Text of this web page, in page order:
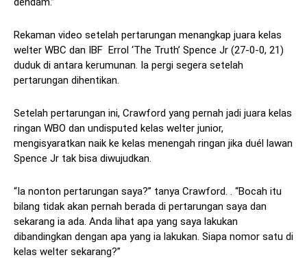
Rekaman video setelah pertarungan menangkap juara kelas
welter WBC dan IBF Errol ‘The Truth’ Spence Jr (27-0-0, 21)
duduk di antara kerumunan. Ia pergi segera setelah
pertarungan dihentikan.
Setelah pertarungan ini, Crawford yang pernah jadi juara kelas
ringan WBO dan undisputed kelas welter junior,
mengisyaratkan naik ke kelas menengah ringan jika duél lawan
Spence Jr tak bisa diwujudkan.
“Ia nonton pertarungan saya?” tanya Crawford. . “Bocah itu
bilang tidak akan pernah berada di pertarungan saya dan
sekarang ia ada. Anda lihat apa yang saya lakukan
dibandingkan dengan apa yang ia lakukan. Siapa nomor satu di
kelas welter sekarang?”